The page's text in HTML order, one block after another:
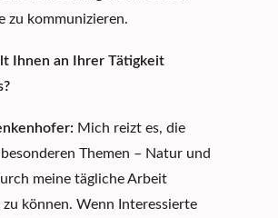
zu kommunizieren.
Ihnen an Ihrer Tätigkeit
Mich reizt es, die
Themen – Natur und
meine tägliche Arbeit
können. Wenn Interessierte